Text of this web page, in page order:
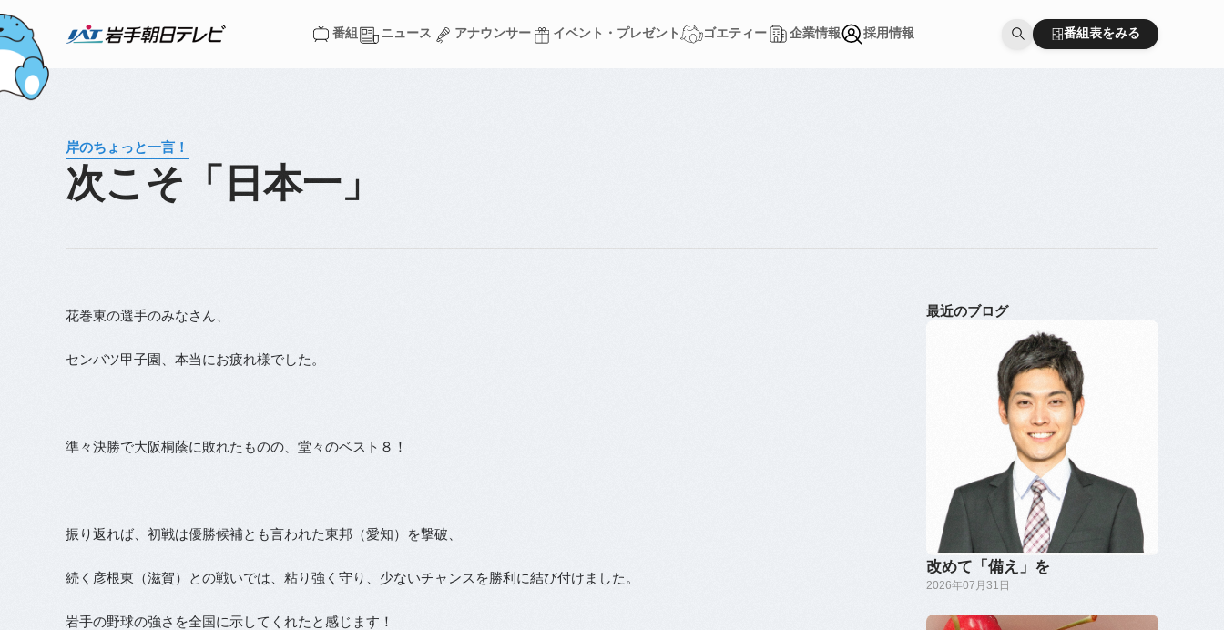
番組
ニュース
アナウンサー
イベント・プレゼント
ゴエティー
企業情報
採用情報
番組表をみる
番組表をみる
岸のちょっと一言！
次こそ「日本一」
花巻東の選手のみなさん、
センバツ甲子園、本当にお疲れ様でした。
準々決勝で大阪桐蔭に敗れたものの、堂々のベスト８！
振り返れば、初戦は優勝候補とも言われた東邦（愛知）を撃破、
続く彦根東（滋賀）との戦いでは、粘り強く守り、少ないチャンスを勝利に結び付けました。
岩手の野球の強さを全国に示してくれたと感じます！
最近のブログ
改めて「備え」を
2026年07月31日